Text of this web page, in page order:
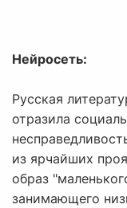
Нейросеть:
Русская
отразила
из ярчайших
образ
занимающего